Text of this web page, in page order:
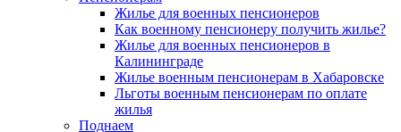
Жилье для военных пенсионеров
Как военному пенсионеру получить жилье?
Жилье для военных пенсионеров в
Калининграде
Жилье военным пенсионерам в Хабаровске
Льготы военным пенсионерам по оплате
жилья
Поднаем